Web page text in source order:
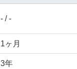
- / -
1ヶ月
3年